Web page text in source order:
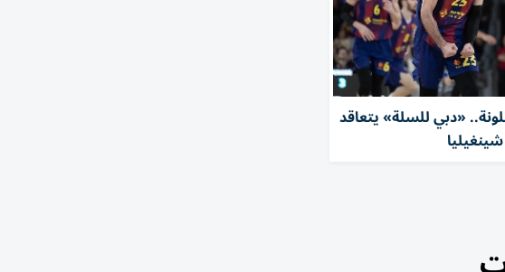
«دبي للسلة» يتعاقد